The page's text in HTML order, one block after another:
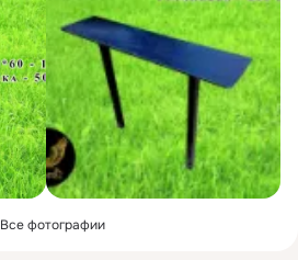
Все фотографии